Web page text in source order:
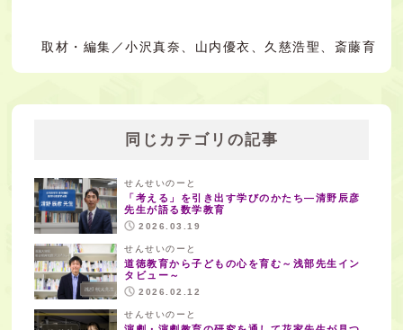
取材・編集／小沢真奈、山内優衣、久慈浩聖、斎藤育
同じカテゴリの記事
せんせいのーと
「考える」を引き出す学びのかたち―清野辰彦
先生が語る数学教育
2026.03.19
せんせいのーと
道徳教育から子どもの心を育む～浅部先生イン
タビュー～
2026.02.12
せんせいのーと